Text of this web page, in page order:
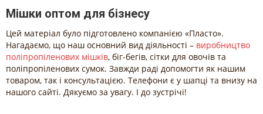
Мішки оптом для бізнесу
Цей матеріал було підготовлено компанією «Пласто».
Нагадаємо, що наш основний вид діяльності – виробництво
поліпропіленових мішків, біг-бегів, сітки для овочів та
поліпропіленових сумок. Завжди раді допомогти як нашим
товаром, так і консультацією. Телефони є у шапці та внизу на
нашого сайті. Дякуємо за увагу. І до зустрічі!